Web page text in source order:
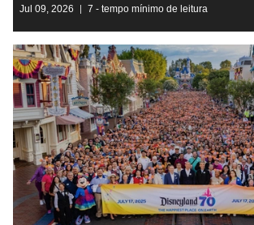
Jul 09, 2026 7 - tempo mínimo de leitura